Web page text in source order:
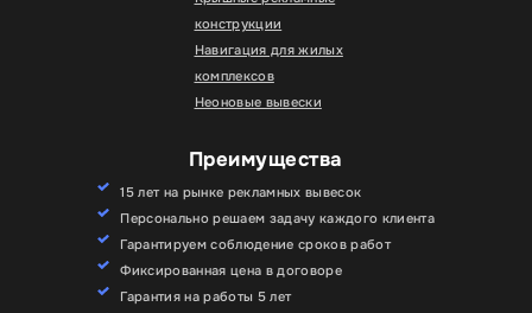
конструкции
Навигация для жилых
комплексов
Неоновые вывески
Преимущества
15 лет на рынке рекламных вывесок
Персонально решаем задачу каждого клиента
Гарантируем соблюдение сроков работ
Фиксированная цена в договоре
Гарантия на работы 5 лет